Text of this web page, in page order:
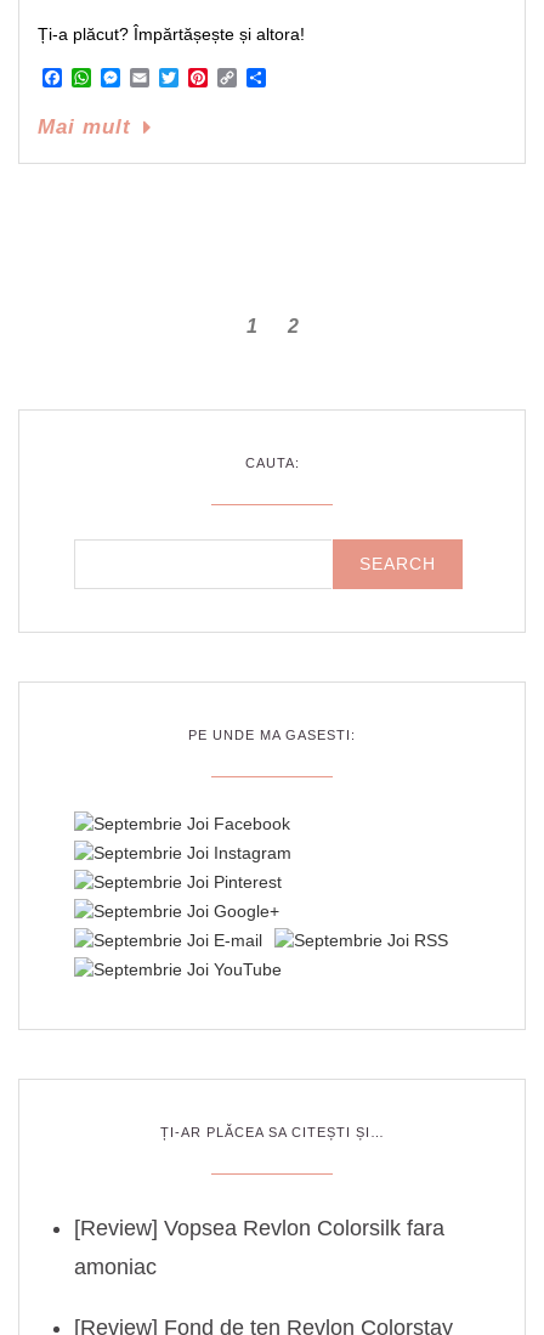
Ți-a plăcut? Împărtășește și altora!
Facebook
WhatsApp
Messenger
EmailTwitterPinterest
Copy
Mai mult
1 2
CAUTA:
PE UNDE MA GASESTI:
ȚI-AR PLĂCEA SA CITEȘTI ȘI…
[Review] Vopsea Revlon Colorsilk fara
amoniac
[Review] Fond de ten Revlon Colorstay